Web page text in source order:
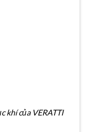
khí của VERATTI